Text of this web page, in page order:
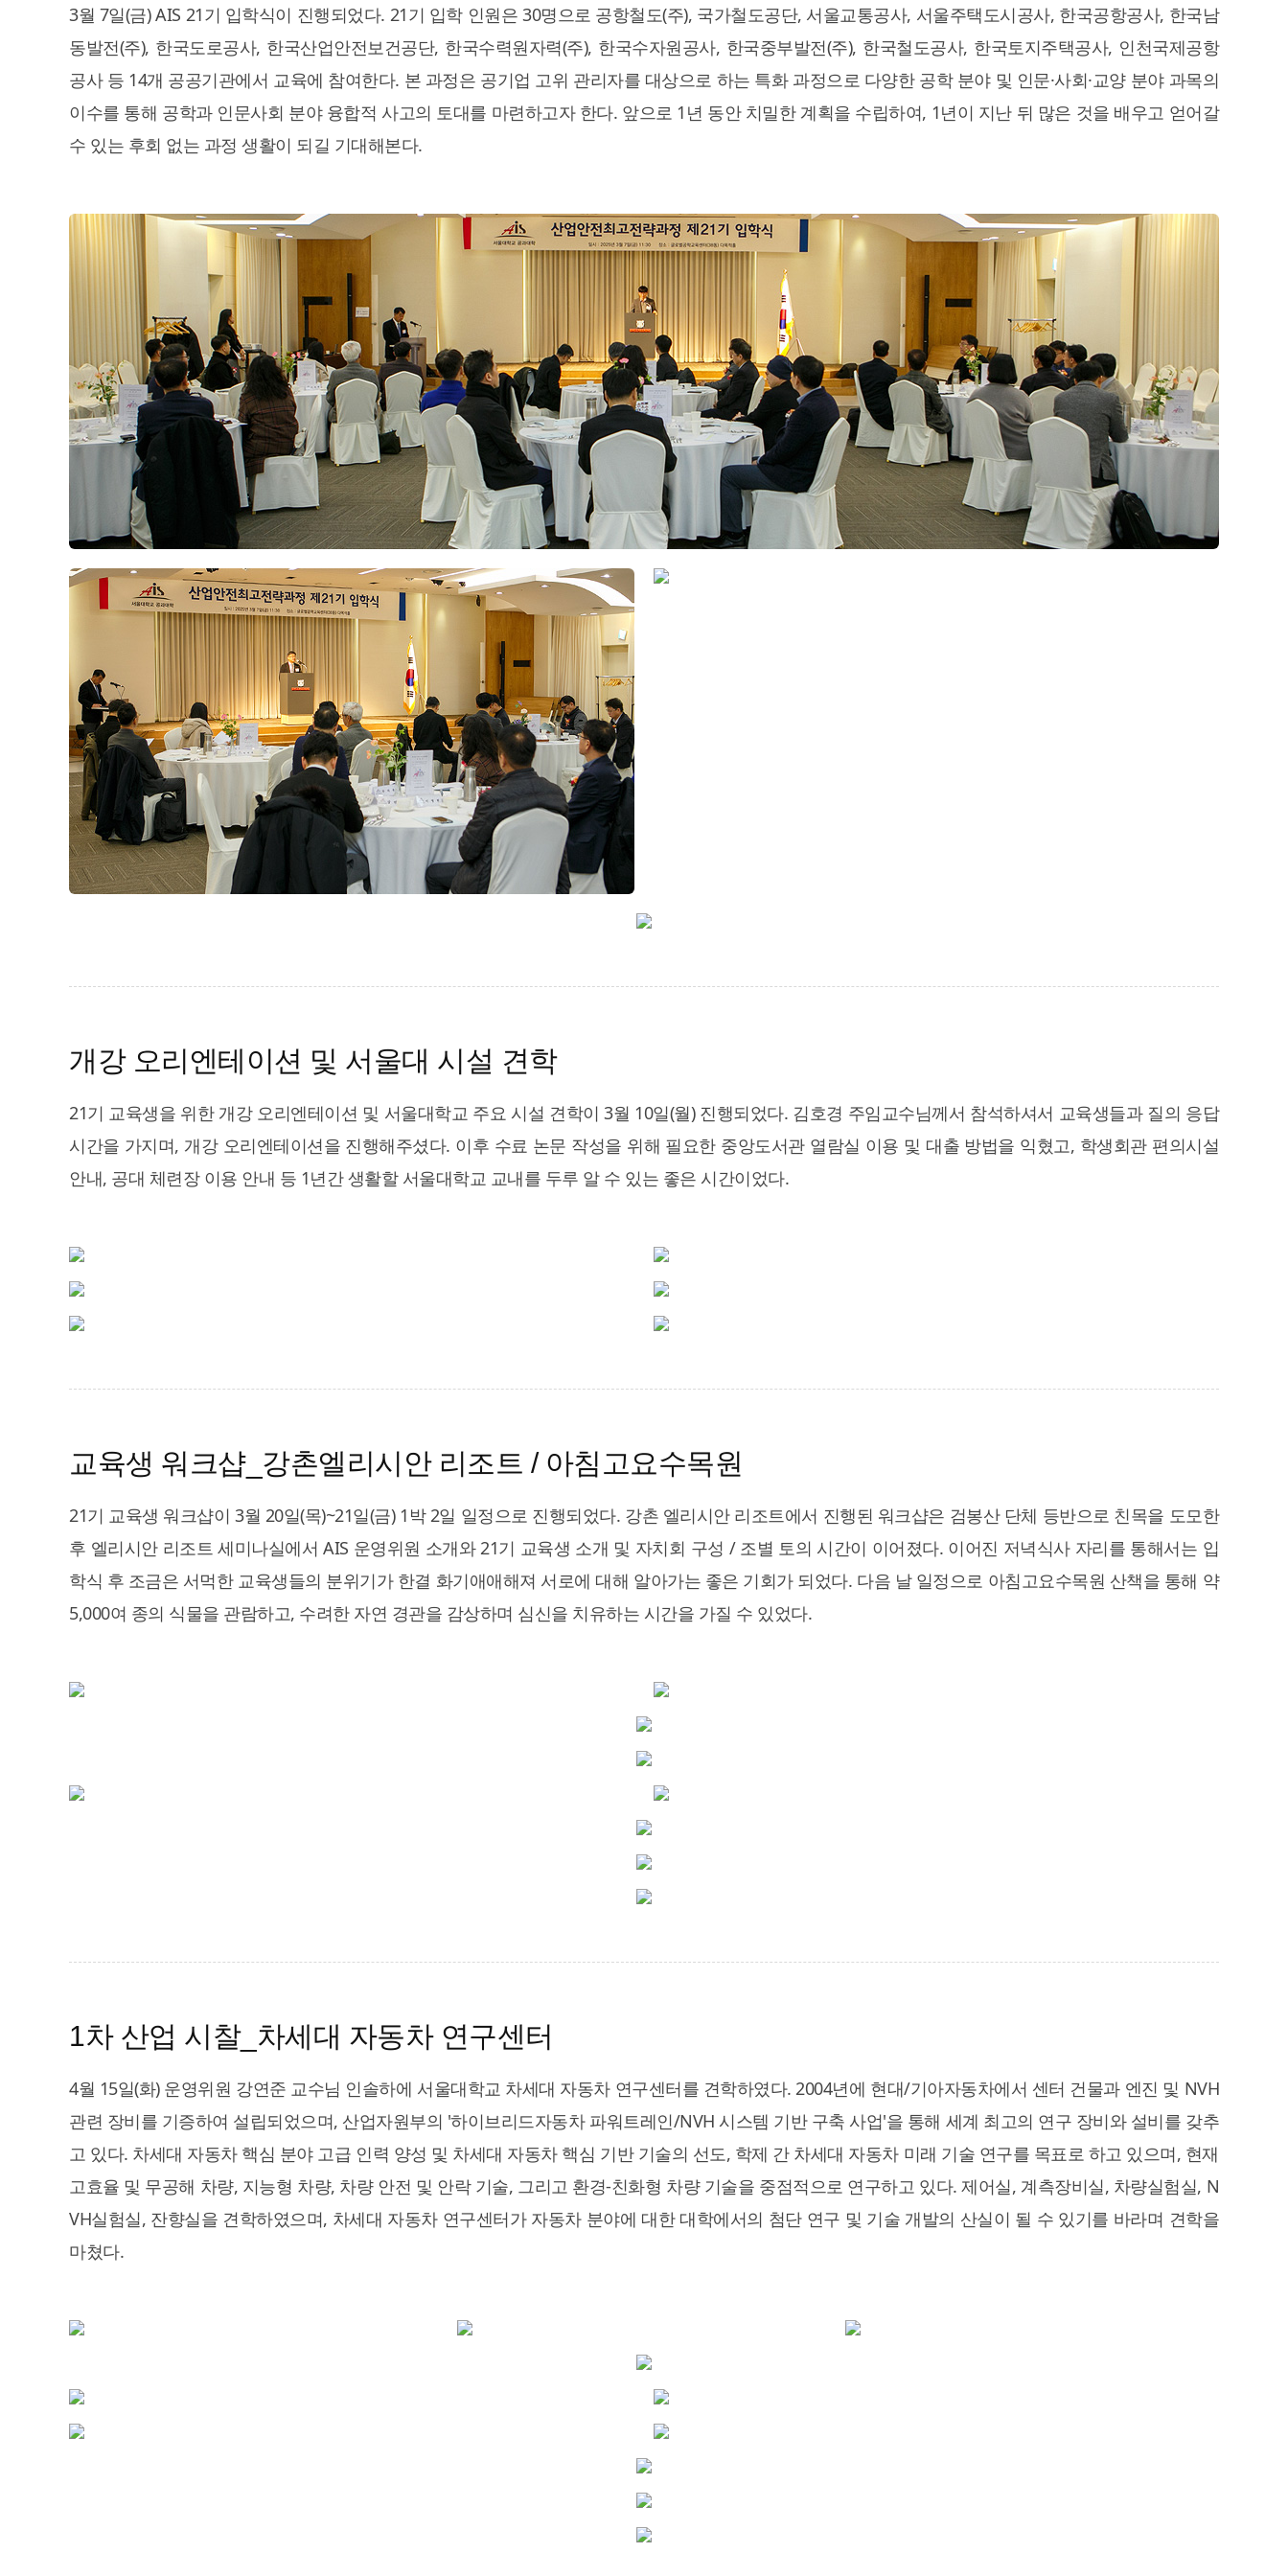
3월 7일(금) AIS 21기 입학식이 진행되었다. 21기 입학 인원은 30명으로 공항철도(주), 국가철도공단, 서울교통공사, 서울주택도시공사, 한국공항공사, 한국남
동발전(주), 한국도로공사, 한국산업안전보건공단, 한국수력원자력(주), 한국수자원공사, 한국중부발전(주), 한국철도공사, 한국토지주택공사, 인천국제공항
공사 등 14개 공공기관에서 교육에 참여한다. 본 과정은 공기업 고위 관리자를 대상으로 하는 특화 과정으로 다양한 공학 분야 및 인문·사회·교양 분야 과목의
이수를 통해 공학과 인문사회 분야 융합적 사고의 토대를 마련하고자 한다. 앞으로 1년 동안 치밀한 계획을 수립하여, 1년이 지난 뒤 많은 것을 배우고 얻어갈
수 있는 후회 없는 과정 생활이 되길 기대해본다.
개강 오리엔테이션 및 서울대 시설 견학
21기 교육생을 위한 개강 오리엔테이션 및 서울대학교 주요 시설 견학이 3월 10일(월) 진행되었다. 김호경 주임교수님께서 참석하셔서 교육생들과 질의 응답
시간을 가지며, 개강 오리엔테이션을 진행해주셨다. 이후 수료 논문 작성을 위해 필요한 중앙도서관 열람실 이용 및 대출 방법을 익혔고, 학생회관 편의시설
안내, 공대 체련장 이용 안내 등 1년간 생활할 서울대학교 교내를 두루 알 수 있는 좋은 시간이었다.
교육생 워크샵_강촌엘리시안 리조트 / 아침고요수목원
21기 교육생 워크샵이 3월 20일(목)~21일(금) 1박 2일 일정으로 진행되었다. 강촌 엘리시안 리조트에서 진행된 워크샵은 검봉산 단체 등반으로 친목을 도모한
후 엘리시안 리조트 세미나실에서 AIS 운영위원 소개와 21기 교육생 소개 및 자치회 구성 / 조별 토의 시간이 이어졌다. 이어진 저녁식사 자리를 통해서는 입
학식 후 조금은 서먹한 교육생들의 분위기가 한결 화기애애해져 서로에 대해 알아가는 좋은 기회가 되었다. 다음 날 일정으로 아침고요수목원 산책을 통해 약
5,000여 종의 식물을 관람하고, 수려한 자연 경관을 감상하며 심신을 치유하는 시간을 가질 수 있었다.
1차 산업 시찰_차세대 자동차 연구센터
4월 15일(화) 운영위원 강연준 교수님 인솔하에 서울대학교 차세대 자동차 연구센터를 견학하였다. 2004년에 현대/기아자동차에서 센터 건물과 엔진 및 NVH
관련 장비를 기증하여 설립되었으며, 산업자원부의 '하이브리드자동차 파워트레인/NVH 시스템 기반 구축 사업'을 통해 세계 최고의 연구 장비와 설비를 갖추
고 있다. 차세대 자동차 핵심 분야 고급 인력 양성 및 차세대 자동차 핵심 기반 기술의 선도, 학제 간 차세대 자동차 미래 기술 연구를 목표로 하고 있으며, 현재
고효율 및 무공해 차량, 지능형 차량, 차량 안전 및 안락 기술, 그리고 환경-친화형 차량 기술을 중점적으로 연구하고 있다. 제어실, 계측장비실, 차량실험실, N
VH실험실, 잔향실을 견학하였으며, 차세대 자동차 연구센터가 자동차 분야에 대한 대학에서의 첨단 연구 및 기술 개발의 산실이 될 수 있기를 바라며 견학을
마쳤다.